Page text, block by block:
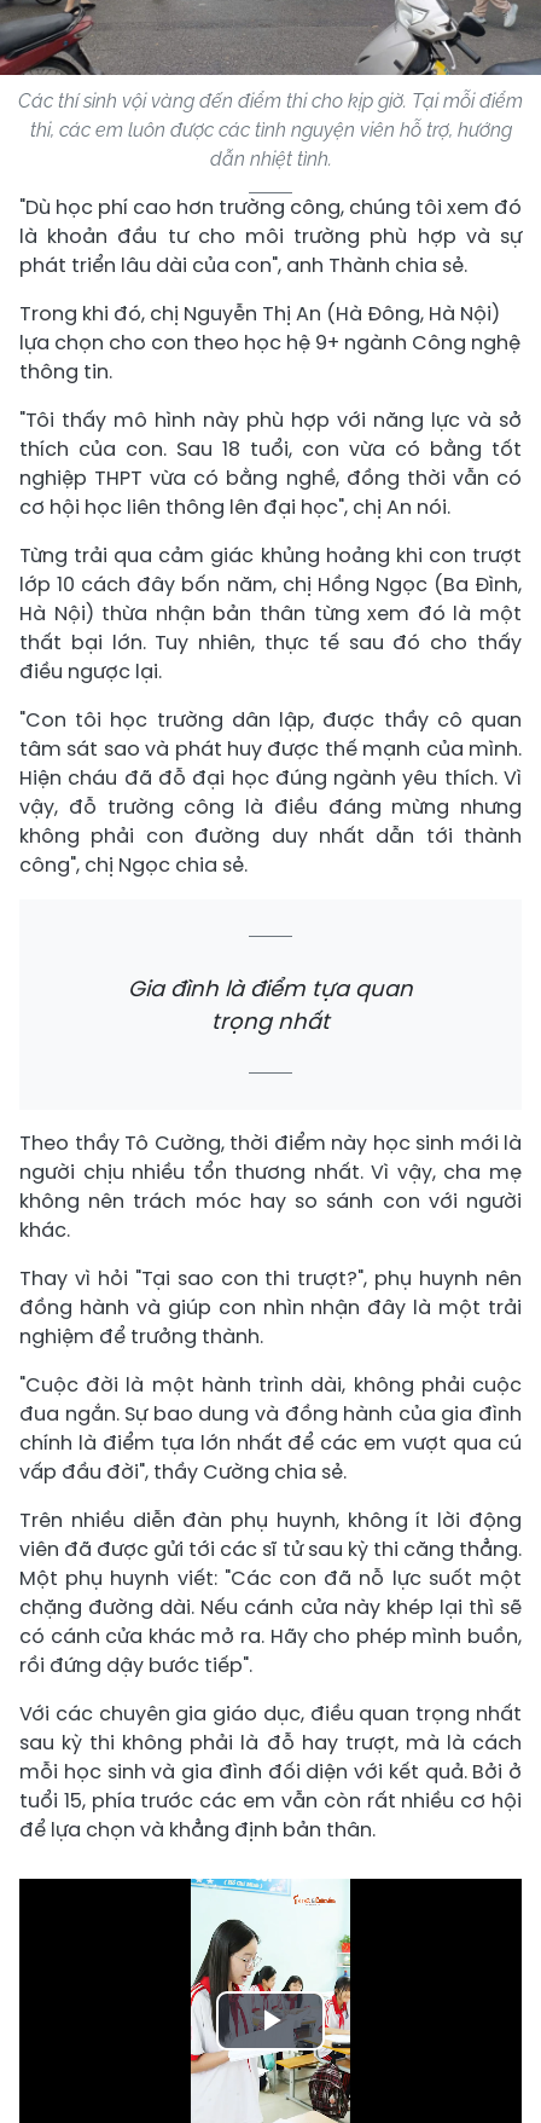
Các thí sinh vội vàng đến điểm thi cho kịp giờ. Tại mỗi điểm
thi, các em luôn được các tình nguyện viên hỗ trợ, hướng
dẫn nhiệt tình.
"Dù học phí cao hơn trường công, chúng tôi xem đó
là khoản đầu tư cho môi trường phù hợp và sự
phát triển lâu dài của con", anh Thành chia sẻ.
Trong khi đó, chị Nguyễn Thị An (Hà Đông, Hà Nội)
lựa chọn cho con theo học hệ 9+ ngành Công nghệ
thông tin.
"Tôi thấy mô hình này phù hợp với năng lực và sở
thích của con. Sau 18 tuổi, con vừa có bằng tốt
nghiệp THPT vừa có bằng nghề, đồng thời vẫn có
cơ hội học liên thông lên đại học", chị An nói.
Từng trải qua cảm giác khủng hoảng khi con trượt
lớp 10 cách đây bốn năm, chị Hồng Ngọc (Ba Đình,
Hà Nội) thừa nhận bản thân từng xem đó là một
thất bại lớn. Tuy nhiên, thực tế sau đó cho thấy
điều ngược lại.
"Con tôi học trường dân lập, được thầy cô quan
tâm sát sao và phát huy được thế mạnh của mình.
Hiện cháu đã đỗ đại học đúng ngành yêu thích. Vì
vậy, đỗ trường công là điều đáng mừng nhưng
không phải con đường duy nhất dẫn tới thành
công", chị Ngọc chia sẻ.
Gia đình là điểm tựa quan
trọng nhất
Theo thầy Tô Cường, thời điểm này học sinh mới là
người chịu nhiều tổn thương nhất. Vì vậy, cha mẹ
không nên trách móc hay so sánh con với người
khác.
Thay vì hỏi "Tại sao con thi trượt?", phụ huynh nên
đồng hành và giúp con nhìn nhận đây là một trải
nghiệm để trưởng thành.
"Cuộc đời là một hành trình dài, không phải cuộc
đua ngắn. Sự bao dung và đồng hành của gia đình
chính là điểm tựa lớn nhất để các em vượt qua cú
vấp đầu đời", thầy Cường chia sẻ.
Trên nhiều diễn đàn phụ huynh, không ít lời động
viên đã được gửi tới các sĩ tử sau kỳ thi căng thẳng.
Một phụ huynh viết: "Các con đã nỗ lực suốt một
chặng đường dài. Nếu cánh cửa này khép lại thì sẽ
có cánh cửa khác mở ra. Hãy cho phép mình buồn,
rồi đứng dậy bước tiếp".
Với các chuyên gia giáo dục, điều quan trọng nhất
sau kỳ thi không phải là đỗ hay trượt, mà là cách
mỗi học sinh và gia đình đối diện với kết quả. Bởi ở
tuổi 15, phía trước các em vẫn còn rất nhiều cơ hội
để lựa chọn và khẳng định bản thân.
Play
Video